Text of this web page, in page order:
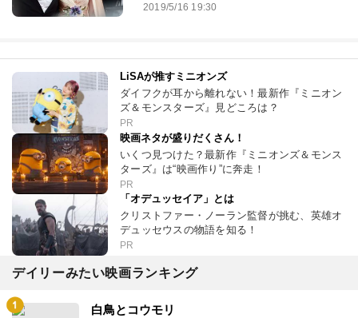
2019/5/16 19:30
LiSAが推すミニオンズ
ダイフクが耳から離れない！最新作『ミニオン
ズ＆モンスターズ』見どころは？
PR
映画ネタが盛りだくさん！
いくつ見つけた？最新作『ミニオンズ＆モンス
ターズ』は“映画作り”に奔走！
PR
「オデュッセイア」とは
クリストファー・ノーラン監督が挑む、英雄オ
デュッセウスの物語を知る！
PR
デイリーみたい映画ランキング
白鳥とコウモリ